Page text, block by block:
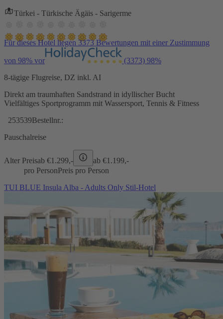
Türkei - Türkische Ägäis - Sarigerme
Für dieses Hotel liegen 3373 Bewertungen mit einer Zustimmung
von 98% vor (3373) 98%
8-tägige Flugreise, DZ inkl. AI
Direkt am traumhaften Sandstrand in idyllischer Bucht
Vielfältiges Sportprogramm mit Wassersport, Tennis & Fitness
253539Bestellnr.:
Pauschalreise
Alter Preisab €1.299,- ab €1.199,-
pro PersonPreis pro Person
TUI BLUE Insula Alba - Adults Only Stil-Hotel